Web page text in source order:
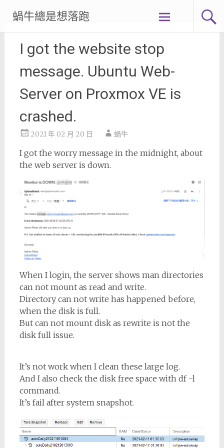
content
蝸牛總是想落跑
I got the website stop
message. Ubuntu Web-
Server on Proxmox VE is
crashed.
2021 年 02 月 20 日 蝸牛
I got the worry message in the midnight, about
the web server is down.
When I login, the server shows man directories
can not mount as read and write.
Directory can not write has happened before,
when the disk is full.
But can not mount disk as rewrite is not the
disk full issue.
It’s not work when I clean these large log.
And I also check the disk free space with df -l
command.
It’s fail after system snapshot.